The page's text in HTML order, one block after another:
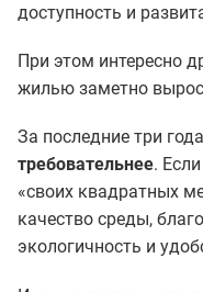
доступность и
При этом интересно
жилью заметно
За последние три года
требовательнее.
«своих квадратных
качество среды,
экологичность и